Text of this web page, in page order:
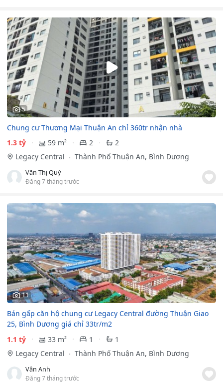
5
Chung cư Thương Mại Thuận An chỉ 360tr nhận nhà
1.3 tỷ
59 m² 2
2
Legacy Central
Thành Phố Thuận An, Bình Dương
Văn Thị Quý
Đăng 7 tháng trước
11
Bán gấp căn hộ chung cư Legacy Central đường Thuận Giao
25, Bình Dương giá chỉ 33tr/m2
1.1 tỷ
33 m² 1
1
Legacy Central
Thành Phố Thuận An, Bình Dương
Vân Anh
Đăng 7 tháng trước